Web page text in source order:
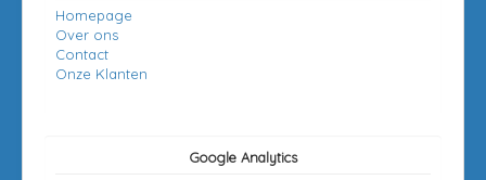
Homepage
Over ons
Contact
Onze Klanten
Google Analytics